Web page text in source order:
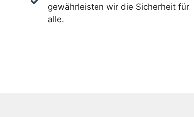
gewährleisten wir die Sicherheit für
alle.